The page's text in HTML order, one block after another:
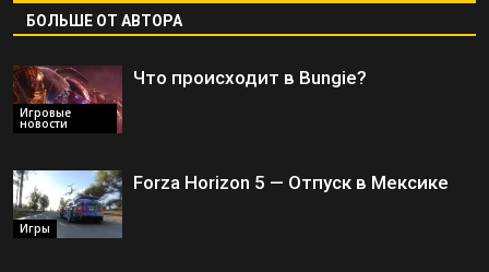
БОЛЬШЕ ОТ АВТОРА
Игровые
новости
Что происходит в Bungie?
Игры
Forza Horizon 5 — Отпуск в Мексике